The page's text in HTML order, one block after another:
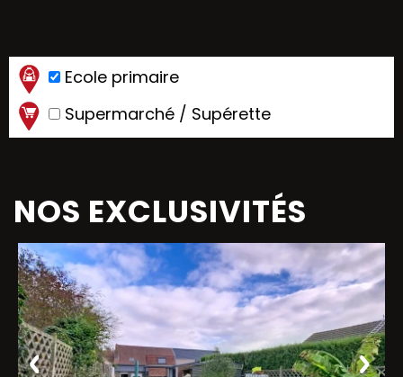
Ecole primaire
Supermarché / Supérette
NOS EXCLUSIVITÉS